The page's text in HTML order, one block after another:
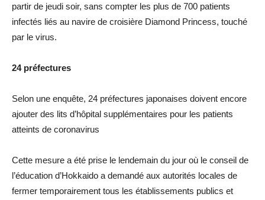
partir de jeudi soir, sans compter les plus de 700 patients
infectés liés au navire de croisière Diamond Princess, touché
par le virus.
24 préfectures
Selon une enquête, 24 préfectures japonaises doivent encore
ajouter des lits d’hôpital supplémentaires pour les patients
atteints de coronavirus
Cette mesure a été prise le lendemain du jour où le conseil de
l’éducation d’Hokkaido a demandé aux autorités locales de
fermer temporairement tous les établissements publics et